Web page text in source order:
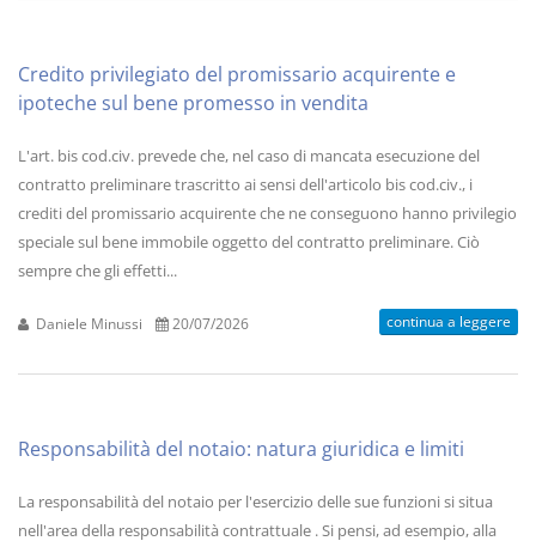
Credito privilegiato del promissario acquirente e
ipoteche sul bene promesso in vendita
L'art. bis cod.civ. prevede che, nel caso di mancata esecuzione del
contratto preliminare trascritto ai sensi dell'articolo bis cod.civ., i
crediti del promissario acquirente che ne conseguono hanno privilegio
speciale sul bene immobile oggetto del contratto preliminare. Ciò
sempre che gli effetti...
Daniele Minussi 20/07/2026 continua a leggere
Responsabilità del notaio: natura giuridica e limiti
La responsabilità del notaio per l'esercizio delle sue funzioni si situa
nell'area della responsabilità contrattuale . Si pensi, ad esempio, alla